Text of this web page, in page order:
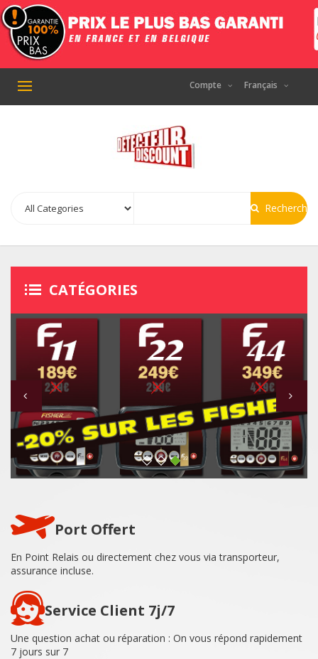
Basculer
la
Compte Français
Recherche
CATÉGORIES
Garrett
Quest (Deteknix)
Makro et Nokta
Fisher
Minelab
Teknetics
Detech
Disques de détection
Port Offert
En Point Relais ou directement chez vous via transporteur,
assurance incluse.
Service Client 7j/7
Une question achat ou réparation : On vous répond rapidement
7 jours sur 7